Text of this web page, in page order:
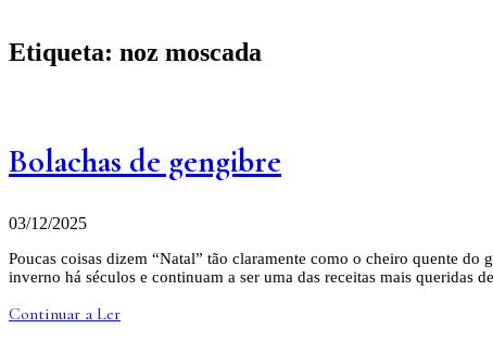
Etiqueta: noz moscada
Bolachas de gengibre
03/12/2025
Poucas coisas dizem “Natal” tão claramente como o cheiro quente
inverno há séculos e continuam a ser uma das receitas mais queridas
Continuar a Ler